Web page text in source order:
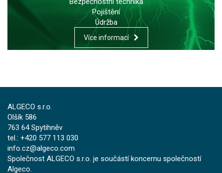
Pojištění
Údržba
Více informací
ALGECO s.r.o.
Olšík 586
763 64 Spytihněv
tel.: +420 577 113 030
info.cz@algeco.com
Společnost ALGECO s.r.o. je součástí koncernu společností
Algeco.